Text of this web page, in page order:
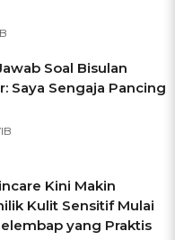
Soal Bisulan
Saya Sengaja Pancing
Kini Makin
Kulit Sensitif Mulai
yang Praktis